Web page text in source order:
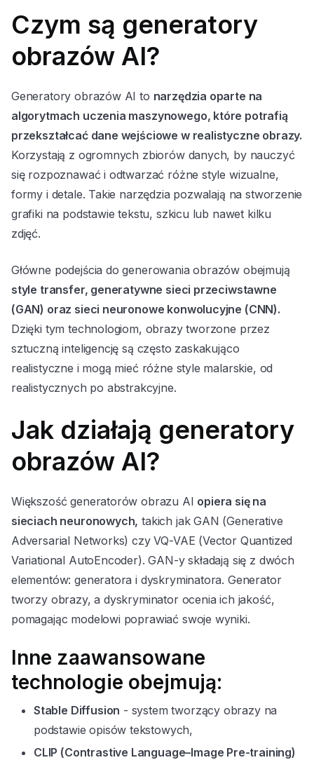
Czym są generatory
obrazów AI?
Generatory obrazów AI to narzędzia oparte na
algorytmach uczenia maszynowego, które potrafią
przekształcać dane wejściowe w realistyczne obrazy.
Korzystają z ogromnych zbiorów danych, by nauczyć
się rozpoznawać i odtwarzać różne style wizualne,
formy i detale. Takie narzędzia pozwalają na stworzenie
grafiki na podstawie tekstu, szkicu lub nawet kilku
zdjęć.
Główne podejścia do generowania obrazów obejmują
style transfer, generatywne sieci przeciwstawne
(GAN) oraz sieci neuronowe konwolucyjne (CNN).
Dzięki tym technologiom, obrazy tworzone przez
sztuczną inteligencję są często zaskakująco
realistyczne i mogą mieć różne style malarskie, od
realistycznych po abstrakcyjne.
Jak działają generatory
obrazów AI?
Większość generatorów obrazu AI opiera się na
sieciach neuronowych, takich jak GAN (Generative
Adversarial Networks) czy VQ-VAE (Vector Quantized
Variational AutoEncoder). GAN-y składają się z dwóch
elementów: generatora i dyskryminatora. Generator
tworzy obrazy, a dyskryminator ocenia ich jakość,
pomagając modelowi poprawiać swoje wyniki.
Inne zaawansowane
technologie obejmują:
Stable Diffusion - system tworzący obrazy na
podstawie opisów tekstowych,
CLIP (Contrastive Language–Image Pre-training)